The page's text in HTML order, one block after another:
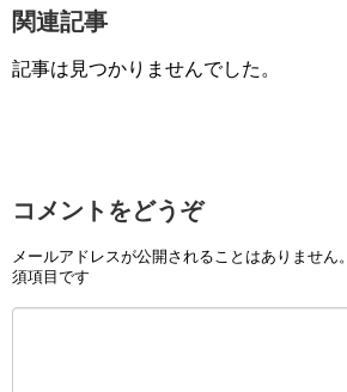
関連記事
記事は見つかりませんでした。
コメントをどうぞ
メールアドレスが公開されることはありません。
須項目です